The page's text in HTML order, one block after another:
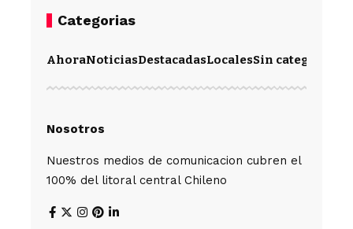
Categorias
AhoraNoticiasDestacadasLocalesSin categoría
Nosotros
Nuestros medios de comunicacion cubren el
100% del litoral central Chileno